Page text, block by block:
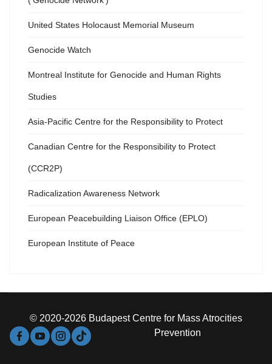
United States Holocaust Memorial Museum
Genocide Watch
Montreal Institute for Genocide and Human Rights
Studies
Asia-Pacific Centre for the Responsibility to Protect
Canadian Centre for the Responsibility to Protect
(CCR2P)
Radicalization Awareness Network
European Peacebuilding Liaison Office (EPLO)
European Institute of Peace
© 2020-2026 Budapest Centre for Mass Atrocities
Prevention